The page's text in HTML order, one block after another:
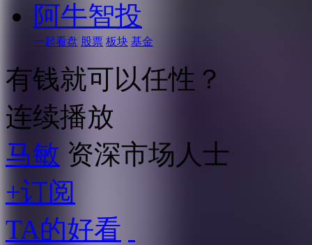
阿牛智投
一起看盘 股票 板块 基金
有钱就可以任性？
连续播放
马敏 资深市场人士
+订阅
TA的好看